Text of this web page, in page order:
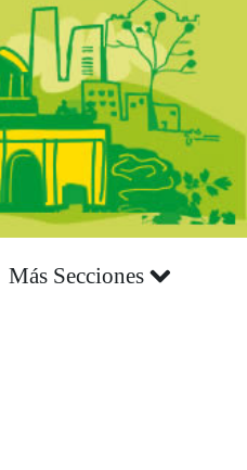
Más Secciones